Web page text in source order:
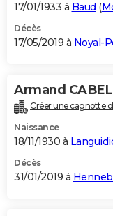
17/01/1933 à Baud (
Décès
17/05/2019 à Noyal-
Armand
Créer une cagnotte
Naissance
18/11/1930 à
Décès
31/01/2019 à